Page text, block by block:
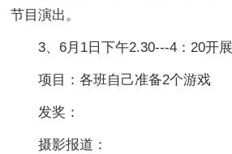
节目演出。
3、6月1日下午2.30---4：20开展
项目：各班自己准备2个游戏
发奖：
摄影报道：